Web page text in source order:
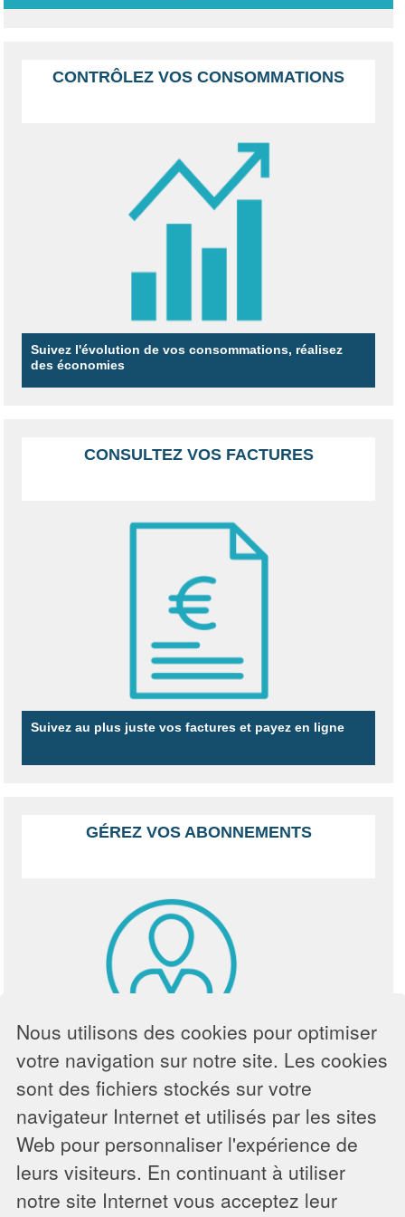
CONTRÔLEZ VOS CONSOMMATIONS
Suivez l'évolution de vos consommations, réalisez
des économies
CONSULTEZ VOS FACTURES
Suivez au plus juste vos factures et payez en ligne
GÉREZ VOS ABONNEMENTS
abonnements
Service de l'Eau et de l'Assainissement - Douarnenez
Nous utilisons des cookies pour optimiser
votre navigation sur notre site. Les cookies
sont des fichiers stockés sur votre
navigateur Internet et utilisés par les sites
Web pour personnaliser l'expérience de
leurs visiteurs. En continuant à utiliser
notre site Internet vous acceptez leur